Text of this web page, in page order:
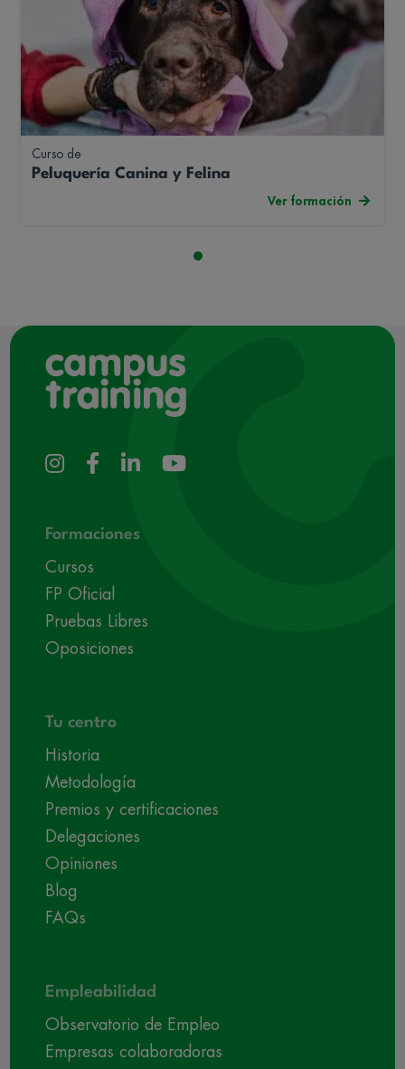
Curso de
Peluquería Canina y Felina
Ver formación
Formaciones
Cursos
FP Oficial
Pruebas Libres
Oposiciones
Tu centro
Historia
Metodología
Premios y certificaciones
Delegaciones
Opiniones
Blog
FAQs
Empleabilidad
Observatorio de Empleo
Empresas colaboradoras